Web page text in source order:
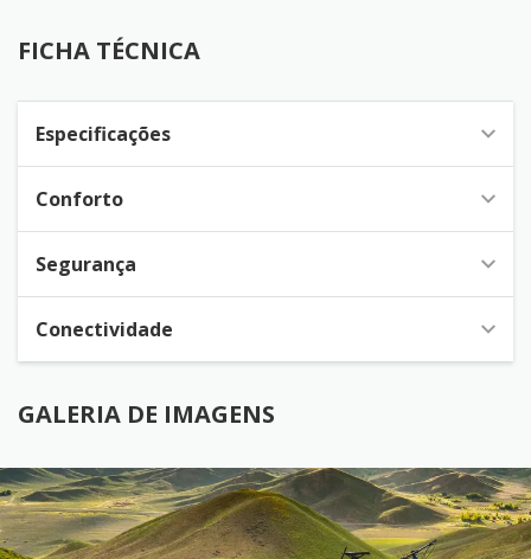
FICHA TÉCNICA
Especificações
Conforto
Segurança
Conectividade
GALERIA DE IMAGENS